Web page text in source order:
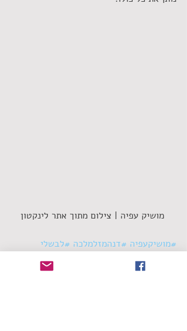
מושיק עפיה | צילום מתוך אתר לינקטון
#מושיקעפיה #דנהמזלמלכה #לבשלי
#שחראמאנו